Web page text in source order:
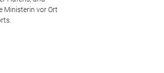
Ministerin vor Ort